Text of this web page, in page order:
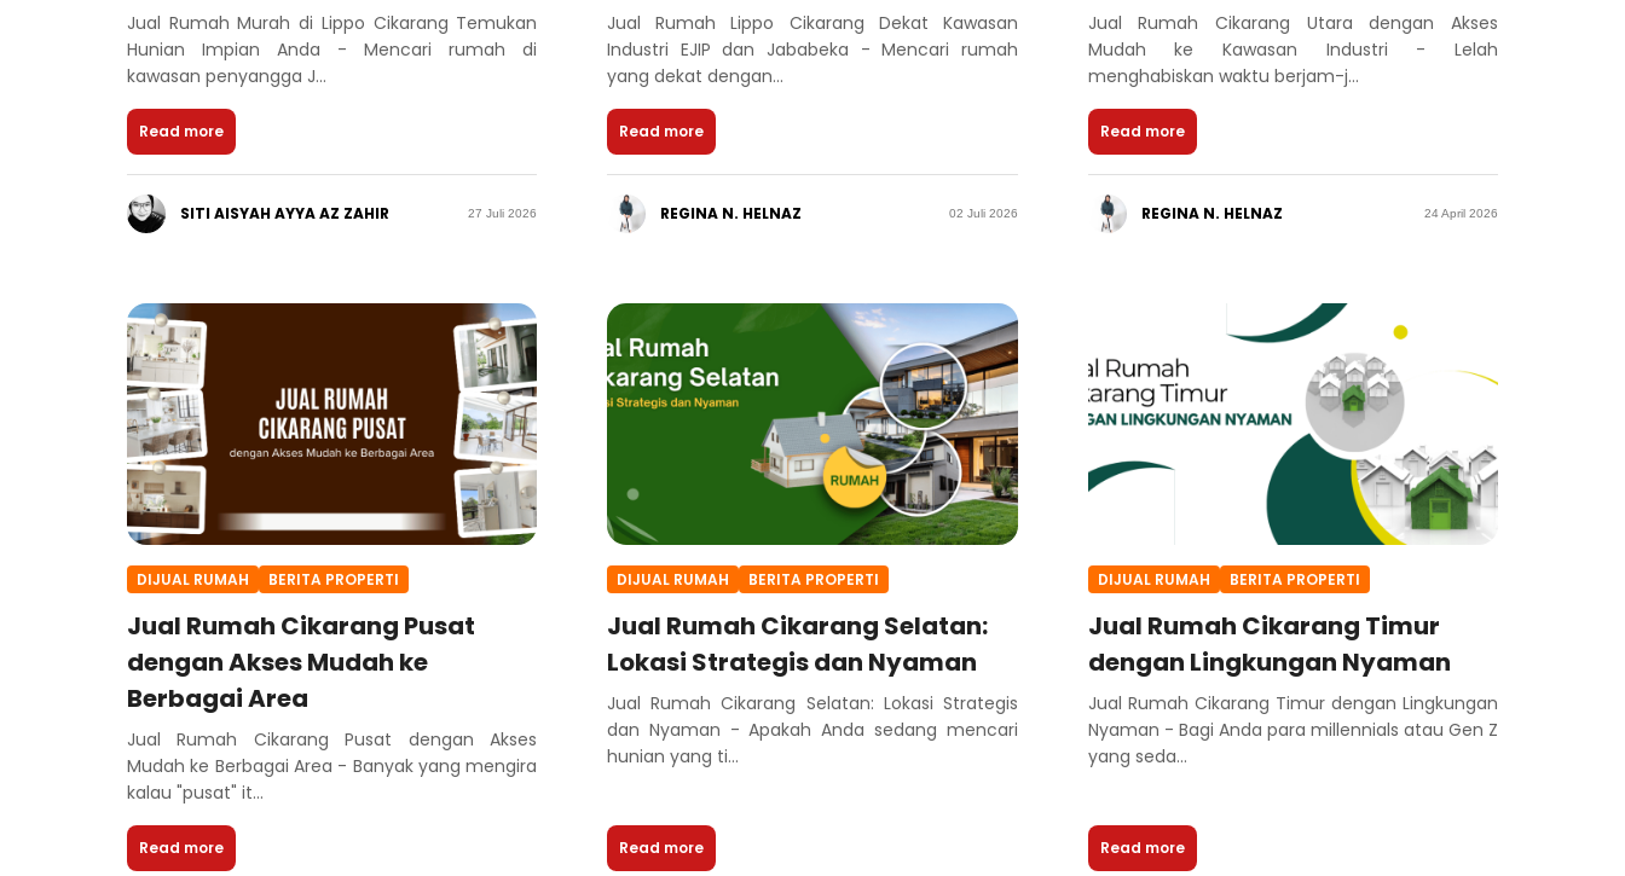
Jual Rumah Murah di Lippo Cikarang Temukan
Hunian Impian Anda - Mencari rumah di
kawasan penyangga J...
Read more
SITI AISYAH AYYA AZ ZAHIR 27 Juli 2026
Jual Rumah Lippo Cikarang Dekat Kawasan
Industri EJIP dan Jababeka - Mencari rumah
yang dekat dengan...
Read more
REGINA N. HELNAZ 02 Juli 2026
Jual Rumah Cikarang Utara dengan Akses
Mudah ke Kawasan Industri - Lelah
menghabiskan waktu berjam-j...
Read more
REGINA N. HELNAZ 24 April 2026
DIJUAL RUMAH BERITA PROPERTI
Jual Rumah Cikarang Pusat
dengan Akses Mudah ke
Berbagai Area
Jual Rumah Cikarang Pusat dengan Akses
Mudah ke Berbagai Area - Banyak yang mengira
kalau "pusat" it...
Read more
DIJUAL RUMAH BERITA PROPERTI
Jual Rumah Cikarang Selatan:
Lokasi Strategis dan Nyaman
Jual Rumah Cikarang Selatan: Lokasi Strategis
dan Nyaman - Apakah Anda sedang mencari
hunian yang ti...
Read more
DIJUAL RUMAH BERITA PROPERTI
Jual Rumah Cikarang Timur
dengan Lingkungan Nyaman
Jual Rumah Cikarang Timur dengan Lingkungan
Nyaman - Bagi Anda para millennials atau Gen Z
yang seda...
Read more